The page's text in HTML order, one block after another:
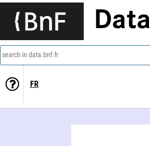
Data
search in data.bnf.fr
FR